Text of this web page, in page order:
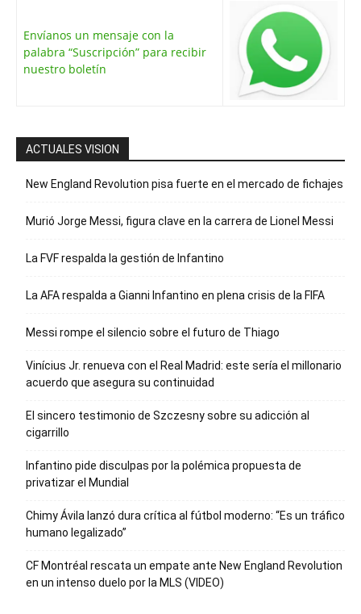
Envíanos un mensaje con la
palabra “Suscripción” para recibir
nuestro boletín
ACTUALES VISION
New England Revolution pisa fuerte en el mercado de fichajes
Murió Jorge Messi, figura clave en la carrera de Lionel Messi
La FVF respalda la gestión de Infantino
La AFA respalda a Gianni Infantino en plena crisis de la FIFA
Messi rompe el silencio sobre el futuro de Thiago
Vinícius Jr. renueva con el Real Madrid: este sería el millonario
acuerdo que asegura su continuidad
El sincero testimonio de Szczesny sobre su adicción al
cigarrillo
Infantino pide disculpas por la polémica propuesta de
privatizar el Mundial
Chimy Ávila lanzó dura crítica al fútbol moderno: “Es un tráfico
humano legalizado”
CF Montréal rescata un empate ante New England Revolution
en un intenso duelo por la MLS (VIDEO)